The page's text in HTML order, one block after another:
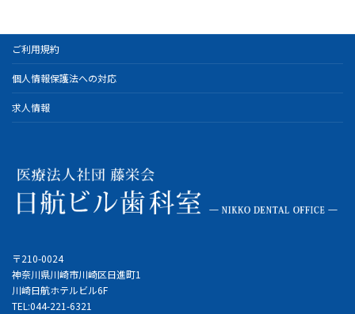
ご利用規約
個人情報保護法への対応
求人情報
〒210-0024
神奈川県川崎市川崎区日進町1
川崎日航ホテルビル6F
TEL:044-221-6321